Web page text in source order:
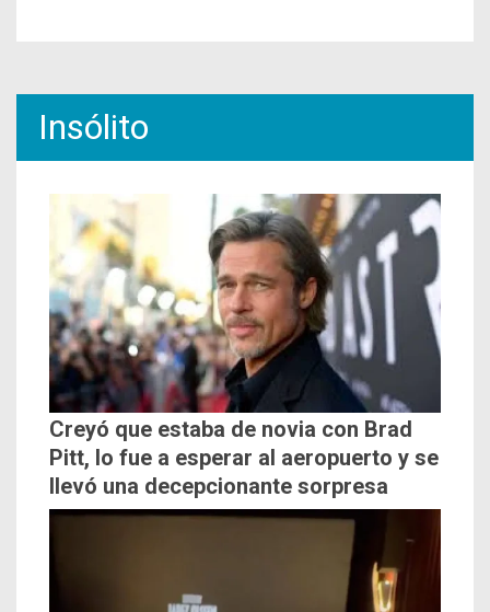
Insólito
Creyó que estaba de novia con Brad
Pitt, lo fue a esperar al aeropuerto y se
llevó una decepcionante sorpresa